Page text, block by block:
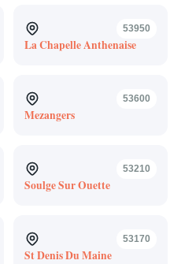
53950
La Chapelle Anthenaise
53600
Mezangers
53210
Soulge Sur Ouette
53170
St Denis Du Maine